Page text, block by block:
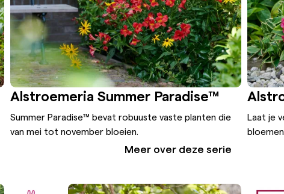
Alstroemeria Summer Paradise™
Summer Paradise™ bevat robuuste vaste planten die
van mei tot november bloeien.
Meer over deze serie
Laat je